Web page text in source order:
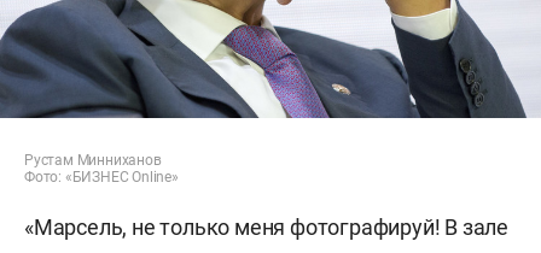
Рустам Минниханов
Фото: «БИЗНЕС Online»
«Марсель, не только меня фотографируй! В зале